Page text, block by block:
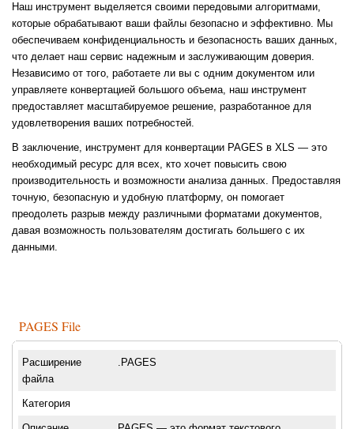
Наш инструмент выделяется своими передовыми алгоритмами,
которые обрабатывают ваши файлы безопасно и эффективно. Мы
обеспечиваем конфиденциальность и безопасность ваших данных,
что делает наш сервис надежным и заслуживающим доверия.
Независимо от того, работаете ли вы с одним документом или
управляете конвертацией большого объема, наш инструмент
предоставляет масштабируемое решение, разработанное для
удовлетворения ваших потребностей.
В заключение, инструмент для конвертации PAGES в XLS — это
необходимый ресурс для всех, кто хочет повысить свою
производительность и возможности анализа данных. Предоставляя
точную, безопасную и удобную платформу, он помогает
преодолеть разрыв между различными форматами документов,
давая возможность пользователям достигать большего с их
данными.
PAGES File
Расширение
файла
.PAGES
Категория